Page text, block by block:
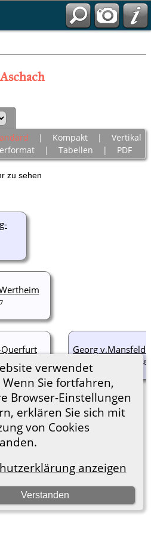
verwendet
Wenn Sie fortfahren,
Browser-Einstellungen
erklären Sie sich mit
von Cookies
anzeigen
Verstanden
| Kompakt| Vertikal
| Tabellen | PDF
zu sehen
Georg
nach 1448-
Generation of Genealogy Sitebuilding
Darrin Lythgoe © 2001-2026.
e.V.. | Datenschutzerklärung
Webseite wechseln